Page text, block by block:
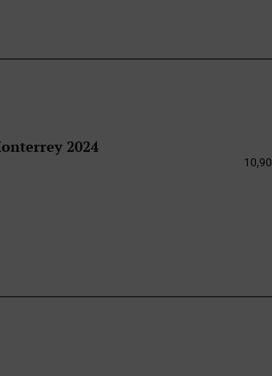
2024
10,90